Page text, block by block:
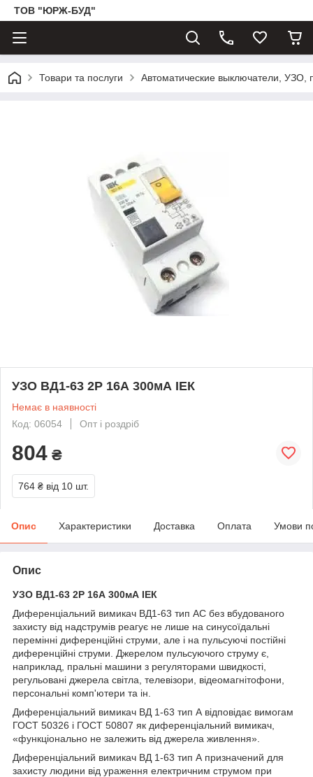
ТОВ "ЮРЖ-БУД"
Товари та послуги Автоматические выключатели, УЗО,
УЗО ВД1-63 2Р 16А 300мА ІЕК
Немає в наявності
Код: 06054
Опт і роздріб
804 ₴
764 ₴ від 10 шт.
Опис Характеристики Доставка Оплата Умови
Опис
УЗО ВД1-63 2Р 16А 300мА ІЕК
Диференціальний вимикач ВД1-63 тип АС без вбудованого
захисту від надструмів реагує не лише на синусоїдальні
перемінні диференційні струми, але і на пульсуючі постійні
диференційні струми. Джерелом пульсуючого струму є,
наприклад, пральні машини з регуляторами швидкості,
регульовані джерела світла, телевізори, відеомагнітофони,
персональні комп'ютери та ін.
Диференціальний вимикач ВД 1-63 тип А відповідає вимогам
ГОСТ 50326 і ГОСТ 50807 як диференціальний вимикач,
«функціонально не залежить від джерела живлення».
Диференціальний вимикач ВД 1-63 тип А призначений для
захисту людини від ураження електричним струмом при